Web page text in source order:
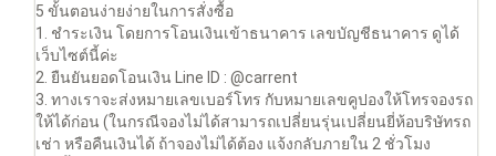
5 ขั้นตอนง่ายง่ายในการสั่งซื้อ
1. ชำระเงิน โดยการโอนเงินเข้าธนาคาร เลขบัญชีธนาคาร ดูได้
เว็บไซต์นี้ค่ะ
2. ยืนยันยอดโอนเงิน Line ID : @carrent
3. ทางเราจะส่งหมายเลขเบอร์โทร กับหมายเลขคูปองให้โทรจองรถ
ให้ได้ก่อน (ในกรณีจองไม่ได้สามารถเปลี่ยนรุ่นเปลี่ยนยี่ห้อบริษัทรถ
เช่า หรือคืนเงินได้ ถ้าจองไม่ได้ต้อง แจ้งกลับภายใน 2 ชั่วโมง